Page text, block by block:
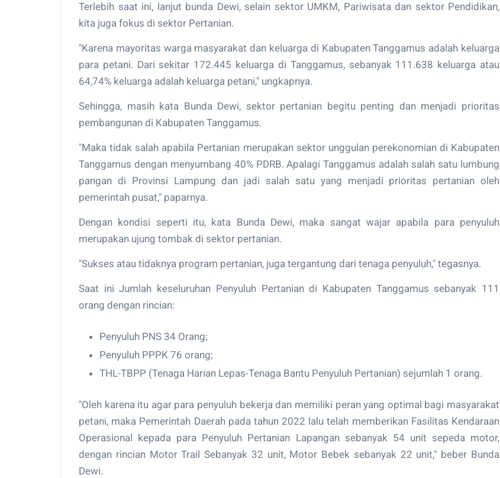
Terlebih saat ini, lanjut bunda Dewi, selain sektor UMKM, Pariwisata dan sektor Pendidikan,
kita juga fokus di sektor Pertanian.
"Karena mayoritas warga masyarakat dan keluarga di Kabupaten Tanggamus adalah keluarga
para petani. Dari sekitar 172.445 keluarga di Tanggamus, sebanyak 111.638 keluarga atau
64,74% keluarga adalah keluarga petani," ungkapnya.
Sehingga, masih kata Bunda Dewi, sektor pertanian begitu penting dan menjadi prioritas
pembangunan di Kabupaten Tanggamus.
"Maka tidak salah apabila Pertanian merupakan sektor unggulan perekonomian di Kabupaten
Tanggamus dengan menyumbang 40% PDRB. Apalagi Tanggamus adalah salah satu lumbung
pangan di Provinsi Lampung dan jadi salah satu yang menjadi prioritas pertanian oleh
pemerintah pusat," paparnya.
Dengan kondisi seperti itu, kata Bunda Dewi, maka sangat wajar apabila para penyuluh
merupakan ujung tombak di sektor pertanian.
"Sukses atau tidaknya program pertanian, juga tergantung dari tenaga penyuluh," tegasnya.
Saat ini Jumlah keseluruhan Penyuluh Pertanian di Kabupaten Tanggamus sebanyak 111
orang dengan rincian:
Penyuluh PNS 34 Orang;
Penyuluh PPPK 76 orang;
THL-TBPP (Tenaga Harian Lepas-Tenaga Bantu Penyuluh Pertanian) sejumlah 1 orang.
"Oleh karena itu agar para penyuluh bekerja dan memiliki peran yang optimal bagi masyarakat
petani, maka Pemerintah Daerah pada tahun 2022 lalu telah memberikan Fasilitas Kendaraan
Operasional kepada para Penyuluh Pertanian Lapangan sebanyak 54 unit sepeda motor,
dengan rincian Motor Trail Sebanyak 32 unit, Motor Bebek sebanyak 22 unit," beber Bunda
Dewi.